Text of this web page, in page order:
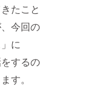
たこと
今回の
に
するの
す。